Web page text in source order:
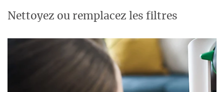
Nettoyez ou remplacez les filtres